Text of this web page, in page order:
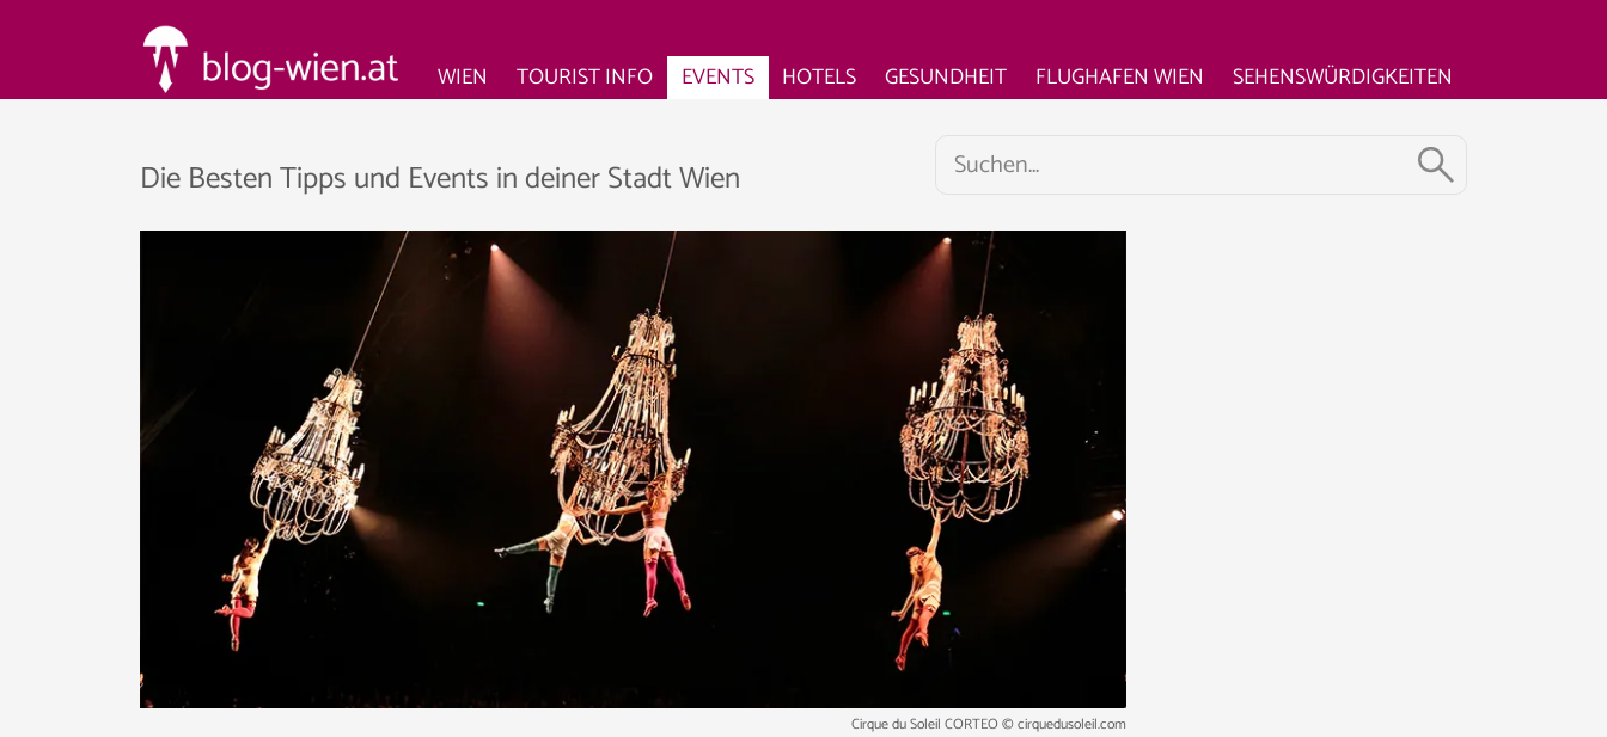
WIEN TOURIST INFO EVENTS HOTELS GESUNDHEIT FLUGHAFEN WIEN SEHENSWÜRDIGKEITEN
Die Besten Tipps und Events in deiner Stadt Wien
Cirque du Soleil CORTEO © cirquedusoleil.com